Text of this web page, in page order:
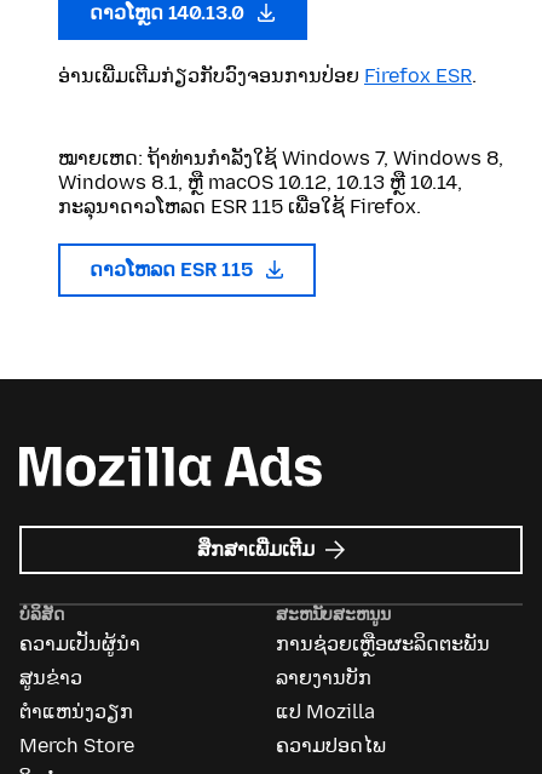
ດາວໂຫຼດ 140.13.0
ອ່ານເພີ່ມເຕີມກ່ຽວກັບວົງຈອນການປ່ອຍ Firefox ESR.
ໝາຍເຫດ: ຖ້າທ່ານກໍາລັງໃຊ້ Windows 7, Windows 8,
Windows 8.1, ຫຼື macOS 10.12, 10.13 ຫຼື 10.14,
ກະລຸນາດາວໂຫລດ ESR 115 ເພື່ອໃຊ້ Firefox.
ດາວໂຫລດ ESR 115
ສຶກສາເພີ່ມເຕີມ ກ່ຽວກັບ
Mozilla
ບໍລິສັດ
ຄວາມເປັນຜູ້ນຳ
ສູນຂ່າວ
ຕຳແຫນ່ງວຽກ
Merch Store
ສະຫນັບສະຫນູນ
ການຊ່ວຍເຫຼືອຜະລິດຕະພັນ
ລາຍງານບັກ
ແປ Mozilla
ຄວາມປອດໄພ